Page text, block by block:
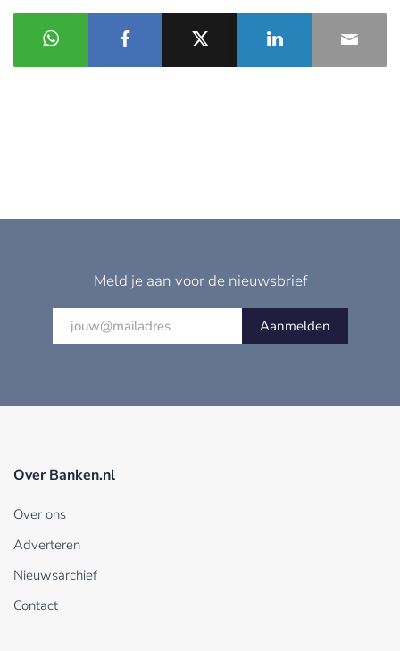
Meld je aan voor de nieuwsbrief
Aanmelden
Over Banken.nl
Over ons
Adverteren
Nieuwsarchief
Contact